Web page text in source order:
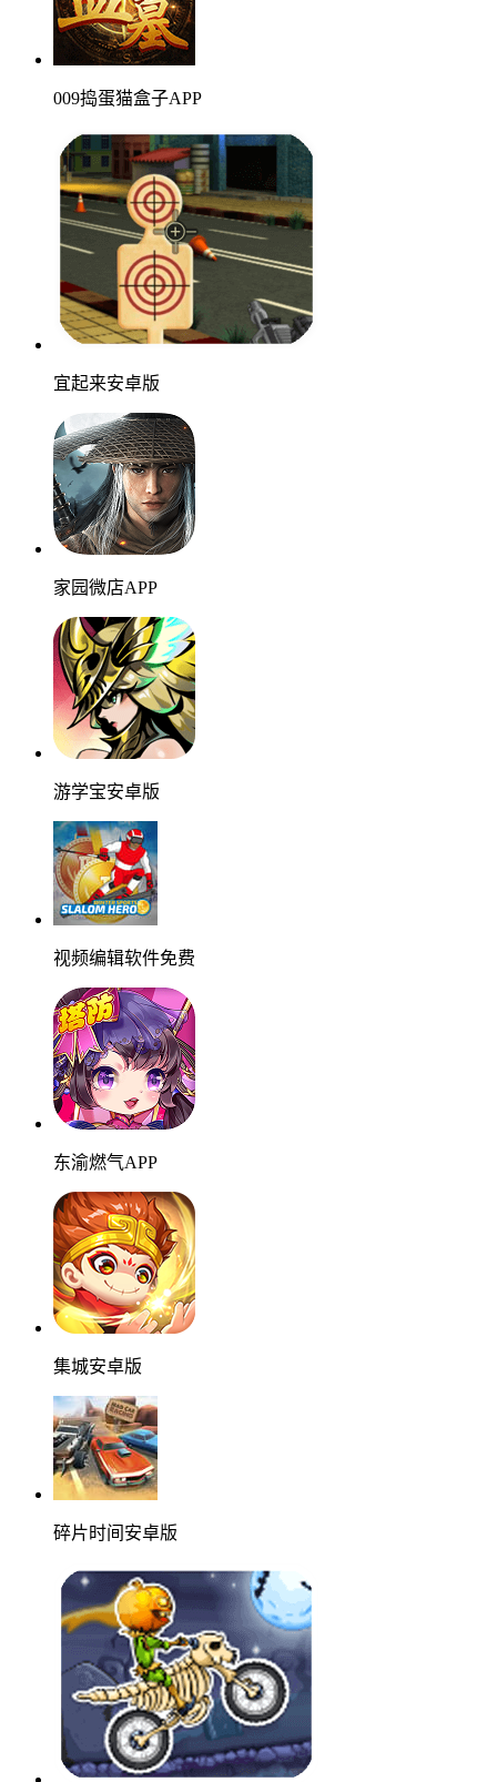
009捣蛋猫盒子APP
宜起来安卓版
家园微店APP
游学宝安卓版
视频编辑软件免费
东渝燃气APP
集城安卓版
碎片时间安卓版